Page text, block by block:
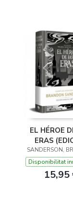
EL HÉROE
ERAS
(TRILOGÍA
SANDERSON,
Disponibilitat
15,95